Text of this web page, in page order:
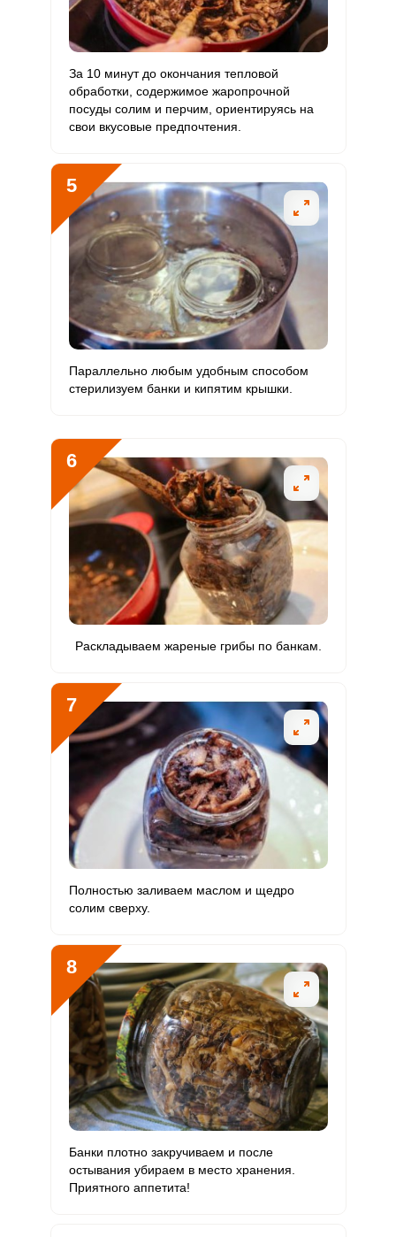
Марганец 0 2 мкг 0
Медь
Никель 0 200 мкг 0 0
Селен 0 55 мкг 0 0
Фтор 0 4000 мкг
Хром 50 мкг 0
0 12 мг 0
Бор 0 1200 мкг 0 0
Ванадий 0 20 мкг 0 0
За 10 минут до окончания тепловой
обработки, содержимое жаропрочной
посуды солим и перчим, ориентируясь на
свои вкусовые предпочтения.
5
Параллельно любым удобным способом
стерилизуем банки и кипятим крышки.
6
Раскладываем жареные грибы по банкам.
7
Полностью заливаем маслом и щедро
солим сверху.
8
Банки плотно закручиваем и после
остывания убираем в место хранения.
Приятного аппетита!